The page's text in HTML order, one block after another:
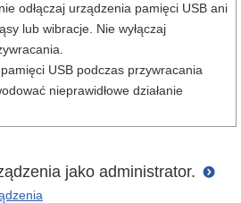
odłączaj urządzenia pamięci USB ani
lub wibracje. Nie wyłączaj
USB podczas przywracania
nieprawidłowe działanie
jako administrator.